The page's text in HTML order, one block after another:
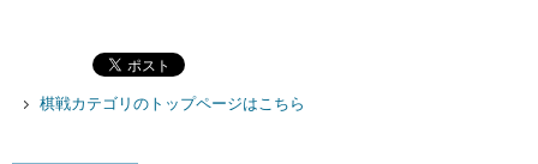
棋戦カテゴリのトップページはこちら